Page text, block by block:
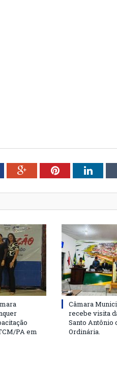
Google+Pinterest
PA em
Câmara
recebe visita
Santo Antônio
Ordinária.